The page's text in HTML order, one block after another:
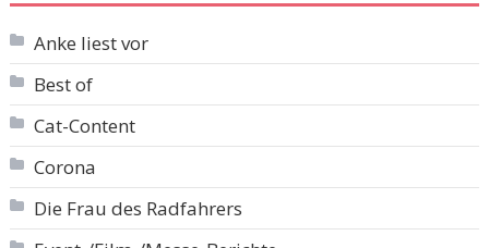
Anke liest vor
Best of
Cat-Content
Corona
Die Frau des Radfahrers